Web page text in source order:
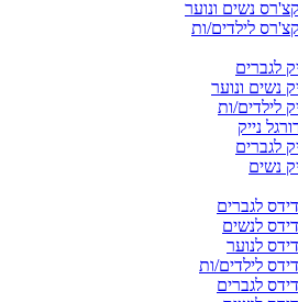
נשים ונוער
לילדים/ות
לגברים
נשים ונוער
לילדים/ות
נייק
לגברים
נשים
לגברים
לנשים
לנוער
לילדים/ות
לגברים